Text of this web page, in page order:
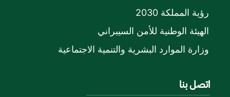
رؤية المملكة 2030
الهيئة الوطنية للأمن السيبراني
وزارة الموارد البشرية والتنمية الاجتماعية
اتصل بنا